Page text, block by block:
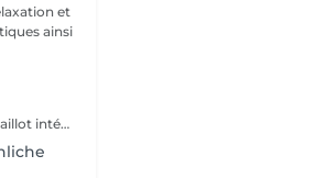
et
L'epilation complete comprend: Jambes Completes + Maillot intégral + Aisselles + Sourcils + Duvet Épilation à la cire permet d'arracher le poil et la racine, ce qui a pour effet de ralentir la repousse de quelques semaines. De plus, le poil qui repoussera sera plus fin. L'épilation à la cire est une méthode efficace pour tous les types de poils. La cire tiède est utilisée sur la majorité des régions corporelles. Pour les régions plus sensibles, comme les aisselles et le bikini, c'est plutôt la cire chaude qui est utilisée afin de minimiser les risques d'ecchymoses dus à une traction trop forte.